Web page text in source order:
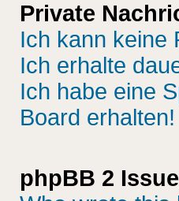
Private
Ich kann keine
Ich erhalte
Ich habe eine
Board erhalten!
phpBB 2